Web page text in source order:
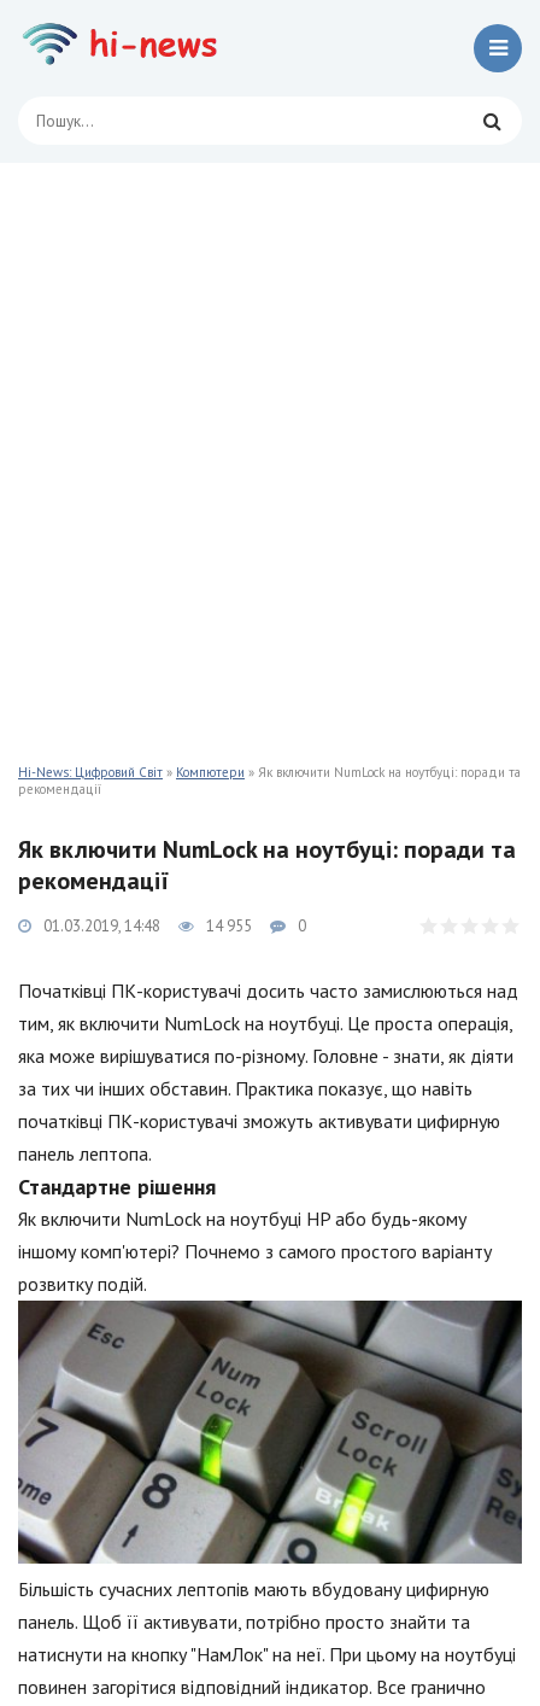
Hi-News: Цифровий Світ » Компютери » Як включити NumLock на ноутбуці: поради та
рекомендації
Як включити NumLock на ноутбуці: поради та
рекомендації
01.03.2019, 14:48 14 955 0
Початківці ПК-користувачі досить часто замислюються над
тим, як включити NumLock на ноутбуці. Це проста операція,
яка може вирішуватися по-різному. Головне - знати, як діяти
за тих чи інших обставин. Практика показує, що навіть
початківці ПК-користувачі зможуть активувати цифирную
панель лептопа.
Стандартне рішення
Як включити NumLock на ноутбуці HP або будь-якому
іншому комп'ютері? Почнемо з самого простого варіанту
розвитку подій.
Більшість сучасних лептопів мають вбудовану цифирную
панель. Щоб її активувати, потрібно просто знайти та
натиснути на кнопку "НамЛок" на неї. При цьому на ноутбуці
повинен загорітися відповідний індикатор. Все гранично